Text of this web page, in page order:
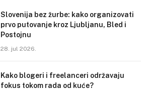
Slovenija bez žurbe: kako organizovati
prvo putovanje kroz Ljubljanu, Bled i
Postojnu
28. jul 2026.
Kako blogeri i freelanceri održavaju
fokus tokom rada od kuće?